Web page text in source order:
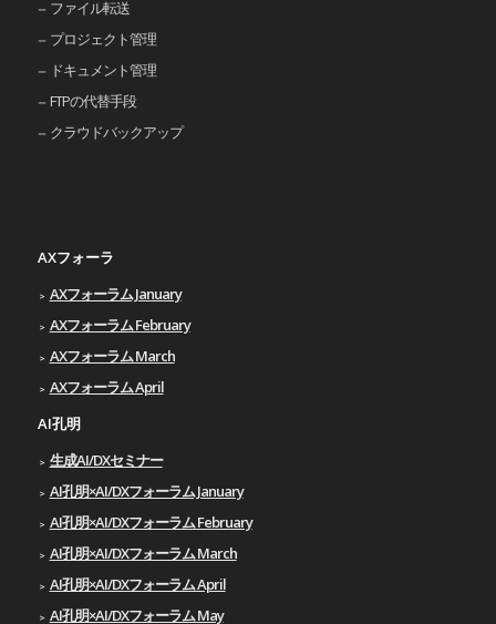
ファイル転送
プロジェクト管理
ドキュメント管理
FTPの代替手段
クラウドバックアップ
AXフォーラ
AXフォーラム January
AXフォーラム February
AXフォーラム March
AXフォーラム April
AI孔明
生成AI/DXセミナー
AI孔明×AI/DXフォーラム January
AI孔明×AI/DXフォーラム February
AI孔明×AI/DXフォーラム March
AI孔明×AI/DXフォーラム April
AI孔明×AI/DXフォーラム May